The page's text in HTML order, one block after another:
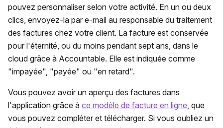
pouvez personnaliser selon votre activité. En un ou deux
clics, envoyez-la par e-mail au responsable du traitement
des factures chez votre client. La facture est conservée
pour l'éternité, ou du moins pendant sept ans, dans le
cloud grâce à Accountable. Elle est indiquée comme
"impayée", "payée" ou "en retard".
Vous pouvez avoir un aperçu des factures dans
l'application grâce à ce modèle de facture en ligne, que
vous pouvez compléter et télécharger. Si vous oubliez un